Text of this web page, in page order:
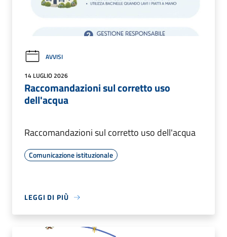
AVVISI
14 LUGLIO 2026
Raccomandazioni sul corretto uso
dell'acqua
Raccomandazioni sul corretto uso dell'acqua
Comunicazione istituzionale
LEGGI DI PIÙ